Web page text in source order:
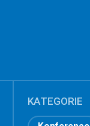
KATEGORIE